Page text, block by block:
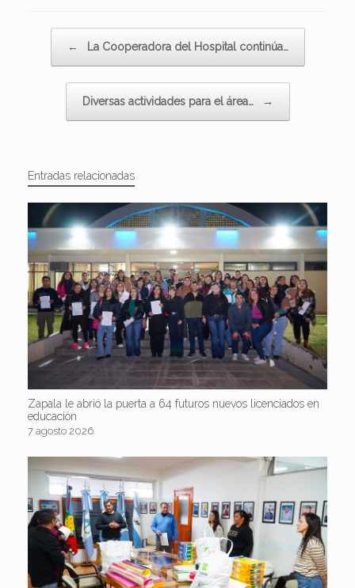
← La Cooperadora del Hospital continúa…
Diversas actividades para el área… →
Entradas relacionadas
Zapala le abrió la puerta a 64 futuros nuevos licenciados en
educación
7 agosto 2026